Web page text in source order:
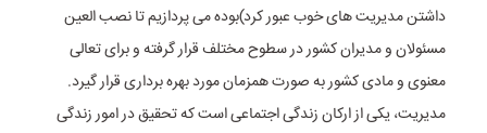
داشتن مدیریت های خوب عبور کرد)بوده می پردازیم تا نصب العین
مسئولان و مدیران کشور در سطوح مختلف قرار گرفته و برای تعالی
معنوی و مادی کشور به صورت همزمان مورد بهره برداری قرار گیرد.
مدیریت، یکی از ارکان زندگی اجتماعی است که تحقیق در امور زندگی